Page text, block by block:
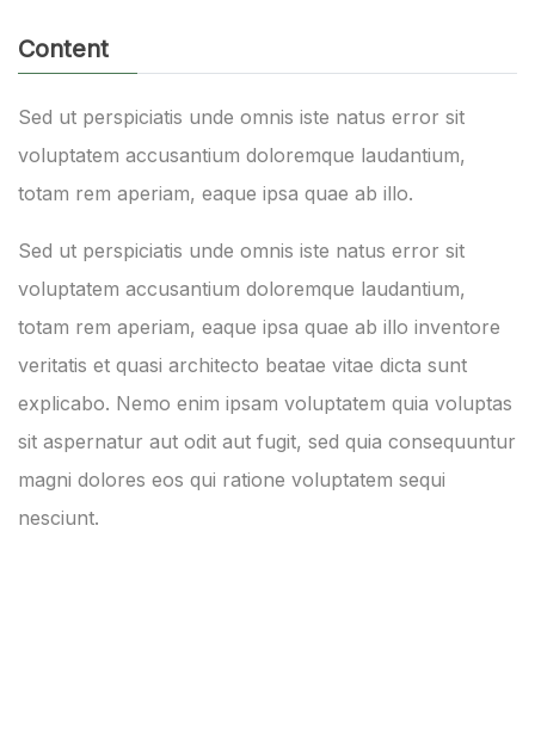
Content
Sed ut perspiciatis unde omnis iste natus error sit
voluptatem accusantium doloremque laudantium,
totam rem aperiam, eaque ipsa quae ab illo.
Sed ut perspiciatis unde omnis iste natus error sit
voluptatem accusantium doloremque laudantium,
totam rem aperiam, eaque ipsa quae ab illo inventore
veritatis et quasi architecto beatae vitae dicta sunt
explicabo. Nemo enim ipsam voluptatem quia voluptas
sit aspernatur aut odit aut fugit, sed quia consequuntur
magni dolores eos qui ratione voluptatem sequi
nesciunt.